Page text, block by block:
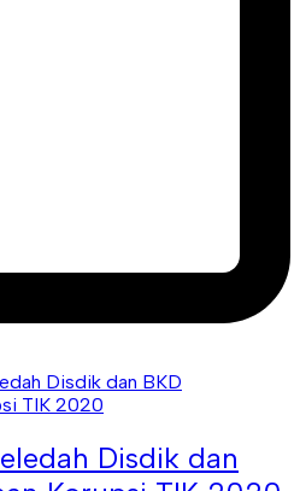
Disdik dan